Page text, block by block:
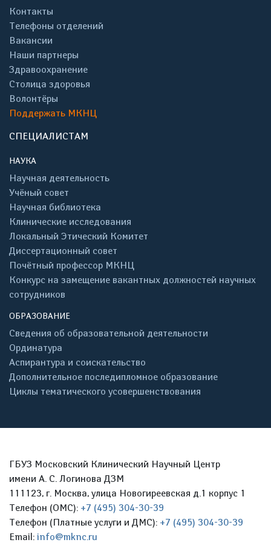
Контакты
Телефоны отделений
Вакансии
Наши партнеры
Здравоохранение
Столица здоровья
Волонтёры
Поддержать МКНЦ
СПЕЦИАЛИСТАМ
НАУКА
Научная деятельность
Учёный совет
Научная библиотека
Клинические исследования
Локальный Этический Комитет
Диссертационный совет
Почётный профессор МКНЦ
Конкурс на замещение вакантных должностей научных
сотрудников
ОБРАЗОВАНИЕ
Сведения об образовательной деятельности
Ординатура
Аспирантура и соискательство
Дополнительное последипломное образование
Циклы тематического усовершенствования
ГБУЗ Московский Клинический Научный Центр
имени А. С. Логинова ДЗМ
111123, г. Москва, улица Новогиреевская д.1 корпус 1
Телефон (ОМС): +7 (495) 304-30-39
Телефон (Платные услуги и ДМС): +7 (495) 304-30-39
Email: info@mknc.ru